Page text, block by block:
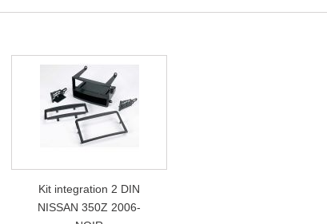
Kit integration 2 DIN
NISSAN 350Z 2006-